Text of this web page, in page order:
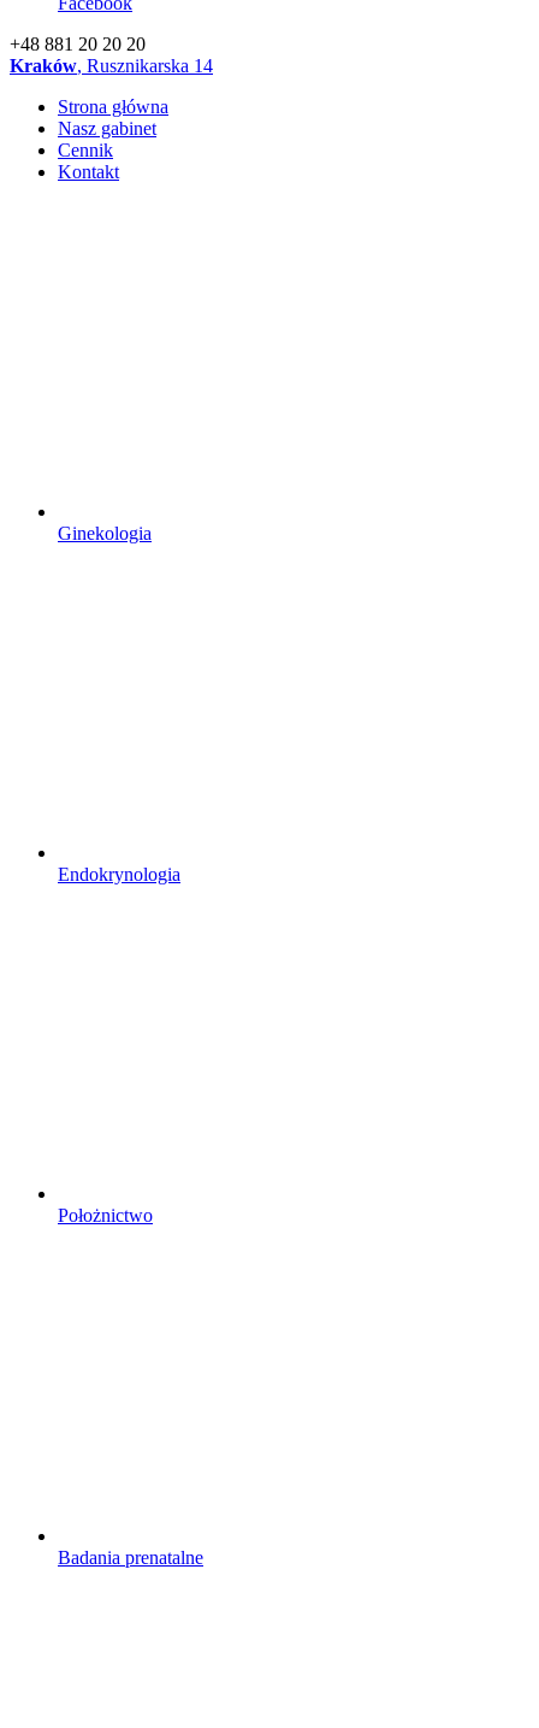
+48 881 20 20 20
Kraków, Rusznikarska 14
Strona główna
Nasz gabinet
Cennik
Kontakt
Ginekologia
Endokrynologia
Położnictwo
Badania prenatalne